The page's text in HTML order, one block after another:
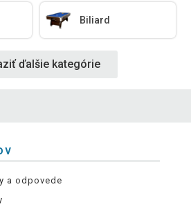
Biliard
ďalšie kategórie
a odpovede